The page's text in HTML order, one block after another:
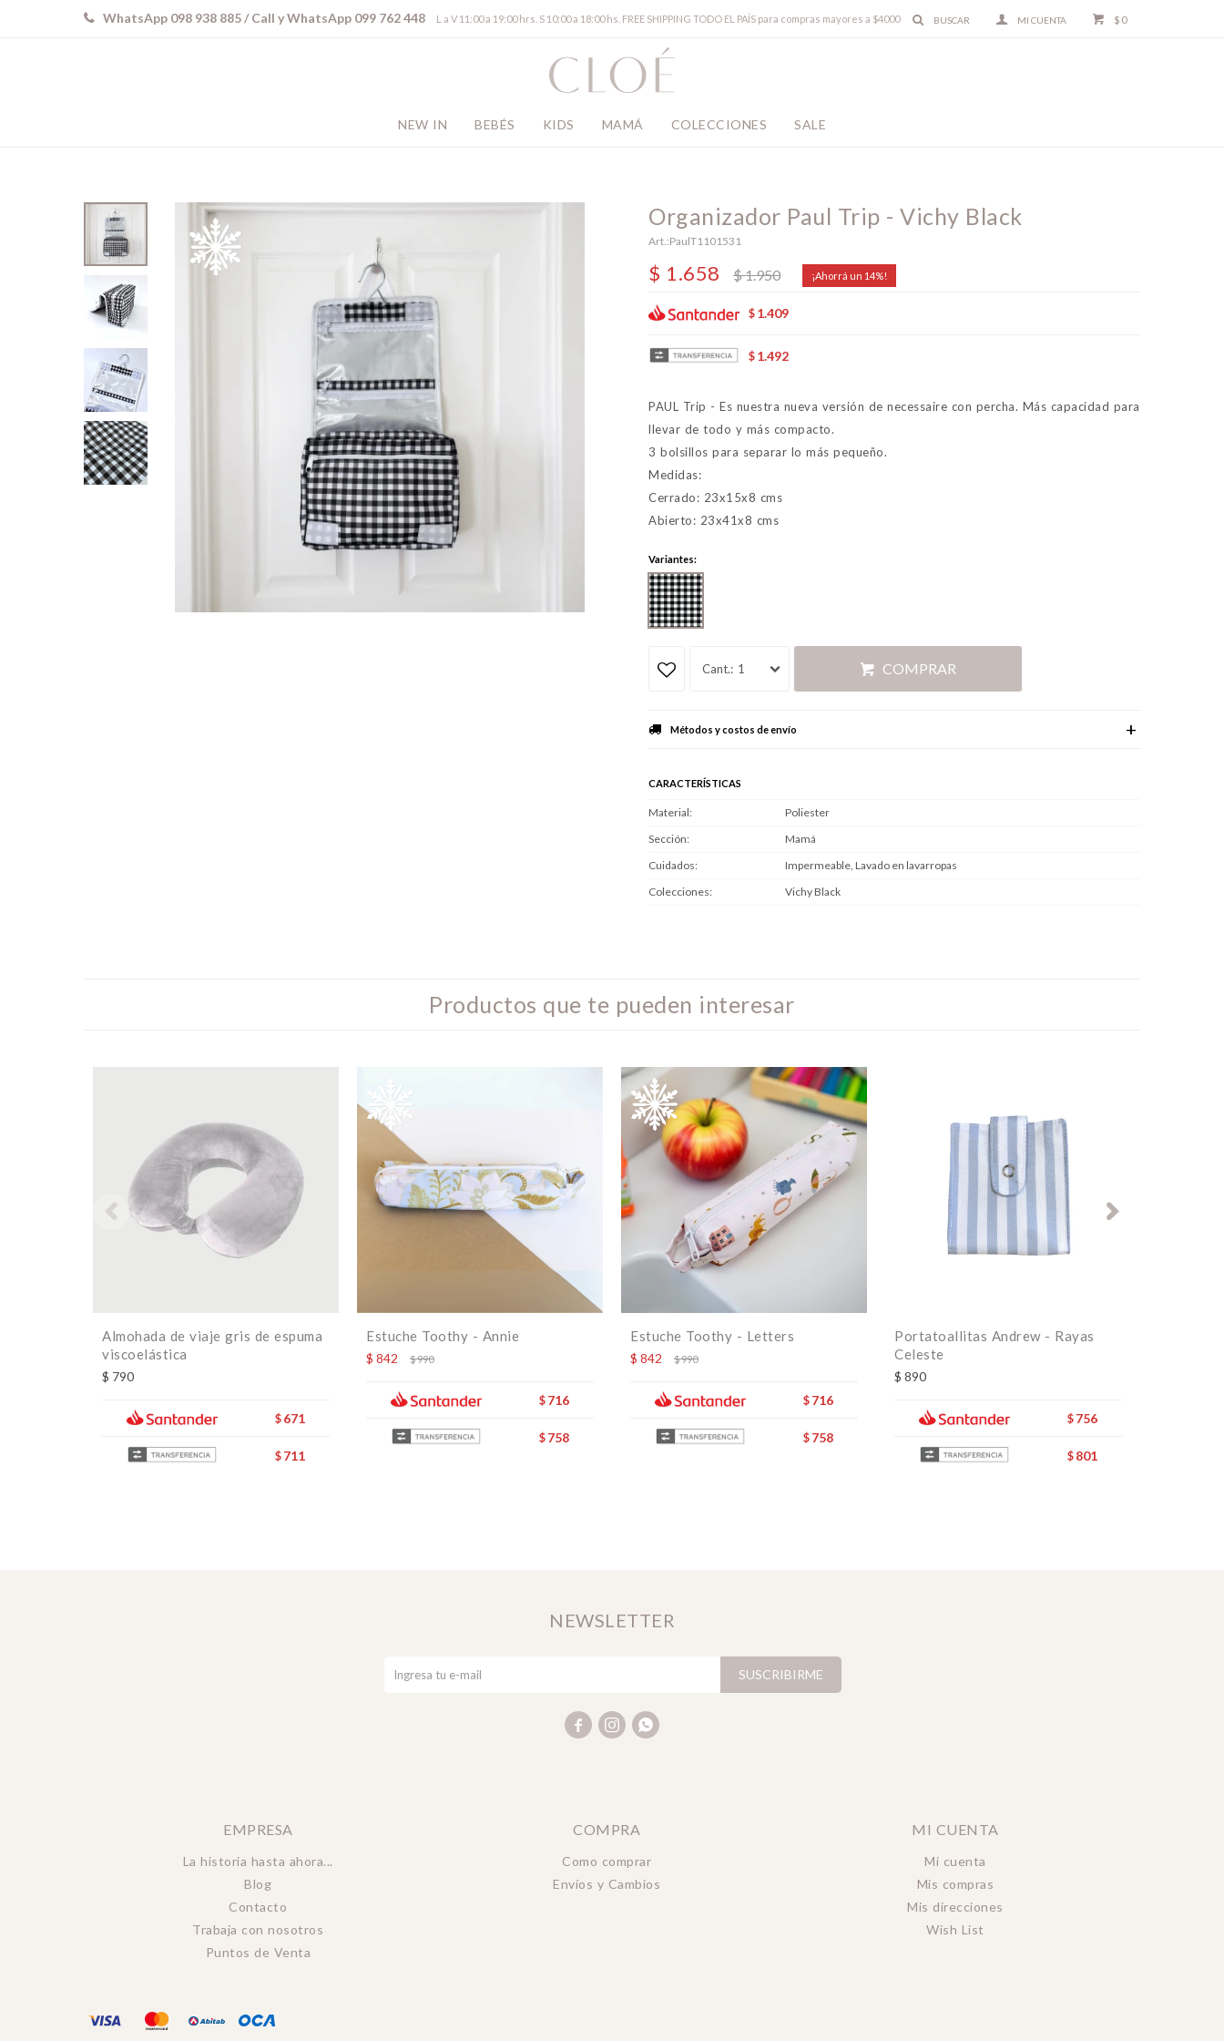
NEW IN BEBÉS KIDS MAMÁ COLECCIONES SALE
$ 0
WhatsApp 098 938 885 / Call y WhatsApp 099 762 448 L a V 11:00 a 19:00 hrs. S 10:00 a 18:00 hs. FREE SHIPPING TODO EL PAÍS para compras mayores a $4000
Organizador Paul Trip - Vichy Black
PaulT1101531
$ 1.658 $1.950 14
$ 1.409
$ 1.492
PAUL Trip - Es nuestra nueva versión de necessaire con percha. Más capacidad para
llevar de todo y más compacto.
3 bolsillos para separar lo más pequeño.
Medidas:
Cerrado: 23x15x8 cms
Abierto: 23x41x8 cms
Variantes:
1 COMPRAR
Métodos y costos de envío
CARACTERÍSTICAS
Material
Poliester
Sección
Mamá
Cuidados
Impermeable, Lavado en lavarropas
Colecciones
Vichy Black
Productos que te pueden interesar
Almohada de viaje gris de espuma
viscoelástica
$ 790
$ 671
$ 711
Estuche Toothy - Annie
$ 842 $990
$ 716
$ 758
Estuche Toothy - Letters
$ 842 $990
$ 716
$ 758
Portatoallitas Andrew - Rayas
Celeste
$ 890
$ 756
$ 801
EMPRESA
La historia hasta ahora...
Blog
Contacto
Trabaja con nosotros
Puntos de Venta
COMPRA
Como comprar
Envíos y Cambios
MI CUENTA
Mi cuenta
Mis compras
Mis direcciones
Wish List
NEWSLETTER
SUSCRIBIRME
  